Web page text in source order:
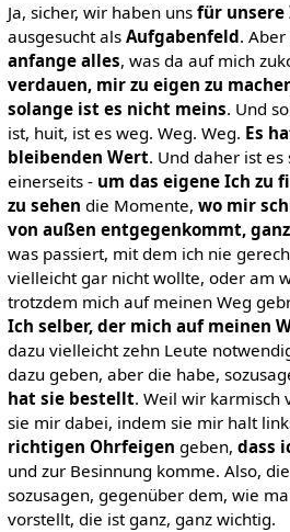
Ja, sicher, wir haben uns für
ausgesucht als Aufgabenfeld. Aber
anfange alles, was da auf mich
verdauen, mir zu eigen zu
solange ist es nicht meins. Und
ist, huit, ist es weg. Weg. Weg. Es
bleibenden Wert. Und daher ist
einerseits - um das eigene Ich zu
zu sehen die Momente, wo mir
von außen entgegenkommt,
was passiert, mit dem ich nie
vielleicht gar nicht wollte, oder am
trotzdem mich auf meinen Weg
Ich selber, der mich auf meinen
dazu vielleicht zehn Leute
dazu geben, aber die habe,
hat sie bestellt. Weil wir karmisch
sie mir dabei, indem sie mir halt
richtigen Ohrfeigen geben, dass
und zur Besinnung komme. Also,
sozusagen, gegenüber dem, wie
vorstellt, die ist ganz, ganz wichtig.